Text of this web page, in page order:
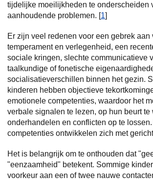
tijdelijke moeilijkheden te onderscheiden
aanhoudende problemen. [1]
Er zijn veel redenen voor een gebrek aan
temperament en verlegenheid, een
sociale kringen, slechte communicatieve
taalkundige of fonetische
socialisatieverschillen binnen het gezin.
kinderen hebben objectieve
emotionele competenties, waardoor het
verbale signalen te lezen, op hun beurt te
onderhandelen en conflicten op te
competenties ontwikkelen zich met
Het is belangrijk om te onthouden dat
"eenzaamheid" betekent. Sommige
voorkeur aan een of twee nauwe